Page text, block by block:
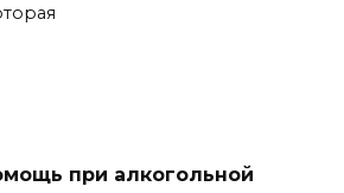
при алкогольной